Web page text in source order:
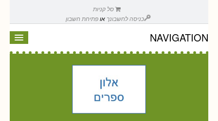
סל קניות
כניסה לחשבונך אופתיחת חשבון
NAVIGATION